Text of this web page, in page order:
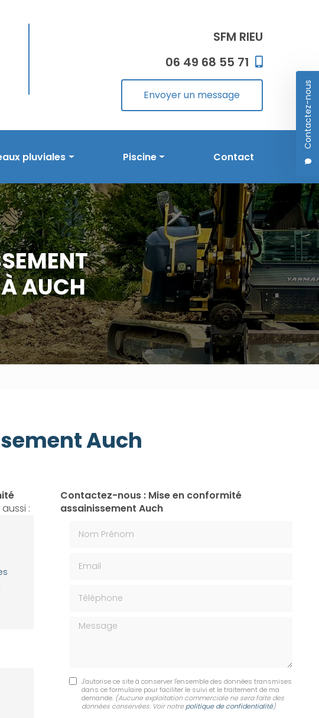
SFM RIEU
06 49 68 55 71
Envoyer un message Contactez-nous
pluviales Piscine
Prestations en piscine
Réalisations
Contact
AUCH
Auch
:
Contactez-nous : Mise en conformité
assainissement Auch
Message
J'autorise ce site à conserver l'ensemble des données transmises
dans ce formulaire pour faciliter le suivi et le traitement de ma
demande. (Aucune exploitation commerciale ne sera faite des
données conservées. Voir notre politique de confidentialité)